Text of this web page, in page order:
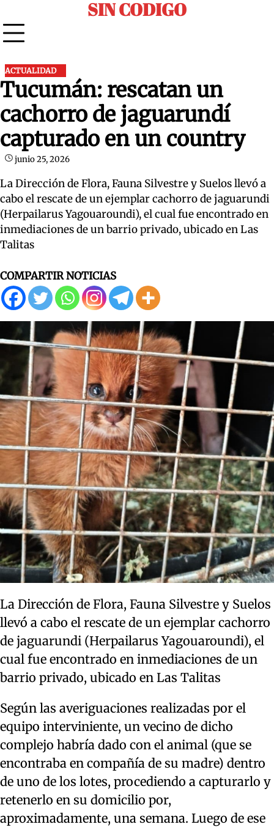
to
content
SIN CODIGO
ACTUALIDAD
Tucumán: rescatan un
cachorro de jaguarundí
capturado en un country
junio 25, 2026
La Dirección de Flora, Fauna Silvestre y Suelos llevó a
cabo el rescate de un ejemplar cachorro de jaguarundi
(Herpailarus Yagouaroundi), el cual fue encontrado en
inmediaciones de un barrio privado, ubicado en Las
Talitas
COMPARTIR NOTICIAS
La Dirección de Flora, Fauna Silvestre y Suelos
llevó a cabo el rescate de un ejemplar cachorro
de jaguarundi (Herpailarus Yagouaroundi), el
cual fue encontrado en inmediaciones de un
barrio privado, ubicado en Las Talitas
Según las averiguaciones realizadas por el
equipo interviniente, un vecino de dicho
complejo habría dado con el animal (que se
encontraba en compañía de su madre) dentro
de uno de los lotes, procediendo a capturarlo y
retenerlo en su domicilio por,
aproximadamente, una semana. Luego de ese